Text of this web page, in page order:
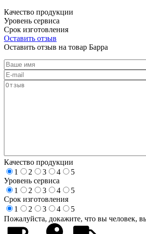
Качество продукции
Уровень сервиса
Срок изготовления
Оставить отзыв
Оставить отзыв на товар Барра
Качество продукции
1
2 3 4
5
Уровень сервиса
1
2 3 4
5
Срок изготовления
1
2 3 4
5
Пожалуйста, докажите, что вы человек,